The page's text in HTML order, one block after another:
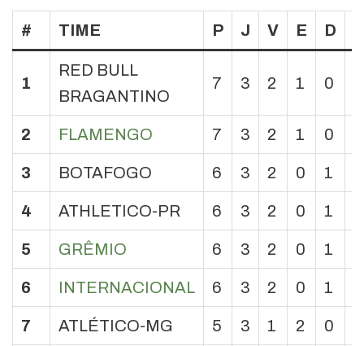
# TIME P J V E D
1
RED BULL
BRAGANTINO
7 3 2 1 0
2 FLAMENGO 7 3 2 1 0
3 BOTAFOGO 6 3 2 0 1
4 ATHLETICO-PR 6 3 2 0 1
5 GRÊMIO 6 3 2 0 1
6 INTERNACIONAL 6 3 2 0 1
7 ATLÉTICO-MG 5 3 1 2 0